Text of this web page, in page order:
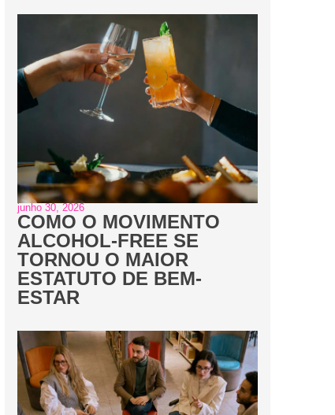
junho 30, 2026
COMO O MOVIMENTO
ALCOHOL-FREE SE
TORNOU O MAIOR
ESTATUTO DE BEM-
ESTAR